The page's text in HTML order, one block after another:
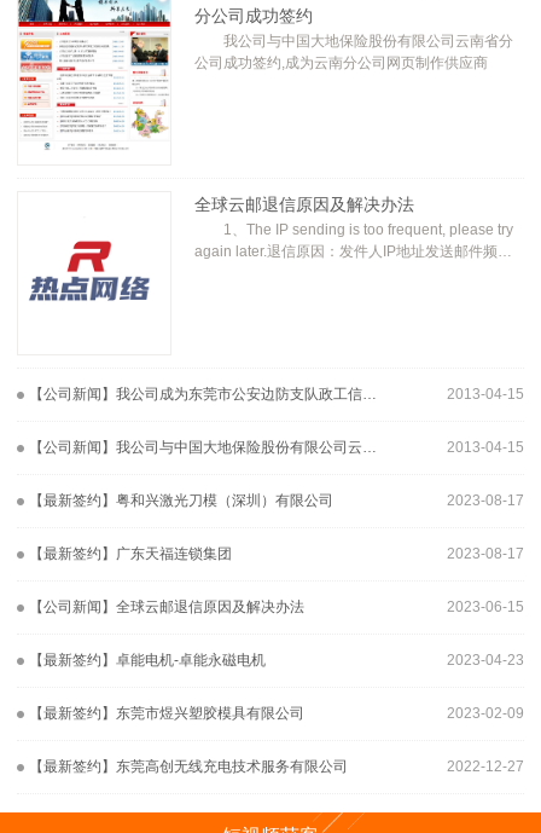
分公司成功签约
我公司与中国大地保险股份有限公司云南省分
公司成功签约,成为云南分公司网页制作供应商
全球云邮退信原因及解决办法
1、The IP sending is too frequent, please try
again later.退信原因：发件人IP地址发送邮件频率
【公司新闻】我公司成为东莞市公安边防支队政工信息网指定供应商 2013-04-15
【公司新闻】我公司与中国大地保险股份有限公司云南省分公司成功签约 2013-04-15
【最新签约】粤和兴激光刀模（深圳）有限公司 2023-08-17
【最新签约】广东天福连锁集团 2023-08-17
【公司新闻】全球云邮退信原因及解决办法 2023-06-15
【最新签约】卓能电机-卓能永磁电机 2023-04-23
【最新签约】东莞市煜兴塑胶模具有限公司 2023-02-09
【最新签约】东莞高创无线充电技术服务有限公司 2022-12-27